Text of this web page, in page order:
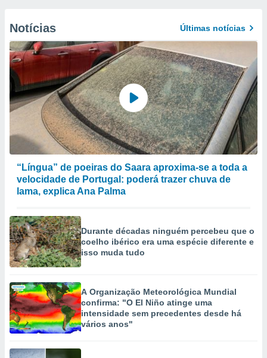
Notícias Últimas notícias
“Língua” de poeiras do Saara aproxima-se a toda a
velocidade de Portugal: poderá trazer chuva de
lama, explica Ana Palma
Durante décadas ninguém percebeu que o
coelho ibérico era uma espécie diferente e
isso muda tudo
A Organização Meteorológica Mundial
confirma: "O El Niño atinge uma
intensidade sem precedentes desde há
vários anos"